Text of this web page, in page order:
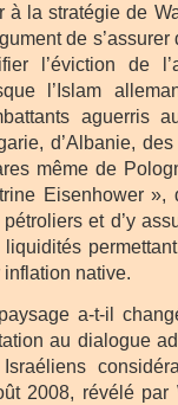
à la stratégie de
de
l’éviction de
l’Islam
aguerris
d’Albanie,
même de
Eisenhower
et d’y
inflation native.
a-t-il
au dialogue
2008, révélé